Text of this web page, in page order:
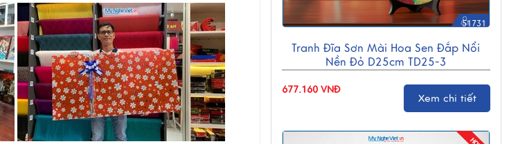
51731
Tranh Đĩa Sơn Mài Hoa Sen Đắp Nổi
Nền Đỏ D25cm TD25-3
677.160 VNĐ
Xem chi tiết